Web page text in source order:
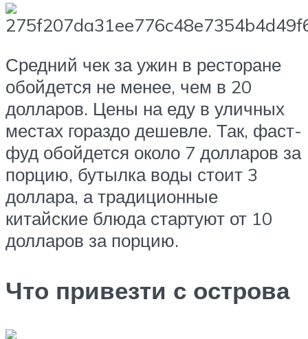
Средний чек за ужин в ресторане
обойдется не менее, чем в 20
долларов. Цены на еду в уличных
местах гораздо дешевле. Так, фаст-
фуд обойдется около 7 долларов за
порцию, бутылка воды стоит 3
доллара, а традиционные
китайские блюда стартуют от 10
долларов за порцию.
Что привезти с острова